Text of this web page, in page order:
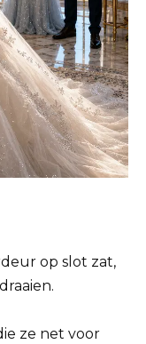
op slot zat,
ze net voor